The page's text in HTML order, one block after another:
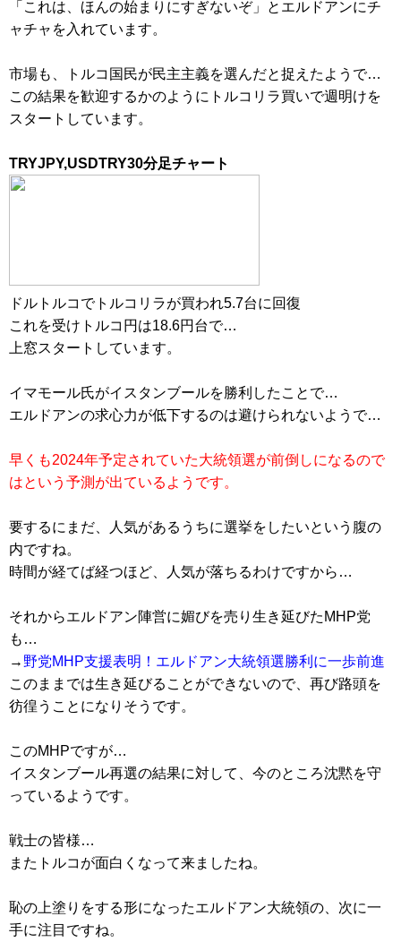
「これは、ほんの始まりにすぎないぞ」とエルドアンにチ
ャチャを入れています。
市場も、トルコ国民が民主主義を選んだと捉えたようで…
この結果を歓迎するかのようにトルコリラ買いで週明けを
スタートしています。
TRYJPY,USDTRY30分足チャート
ドルトルコでトルコリラが買われ5.7台に回復
これを受けトルコ円は18.6円台で…
上窓スタートしています。
イマモール氏がイスタンブールを勝利したことで…
エルドアンの求心力が低下するのは避けられないようで…
早くも2024年予定されていた大統領選が前倒しになるので
はという予測が出ているようです。
要するにまだ、人気があるうちに選挙をしたいという腹の
内ですね。
時間が経てば経つほど、人気が落ちるわけですから…
それからエルドアン陣営に媚びを売り生き延びたMHP党
も…
→ 野党MHP支援表明！エルドアン大統領選勝利に一歩前進
このままでは生き延びることができないので、再び路頭を
彷徨うことになりそうです。
このMHPですが…
イスタンブール再選の結果に対して、今のところ沈黙を守
っているようです。
戦士の皆様…
またトルコが面白くなって来ましたね。
恥の上塗りをする形になったエルドアン大統領の、次に一
手に注目ですね。